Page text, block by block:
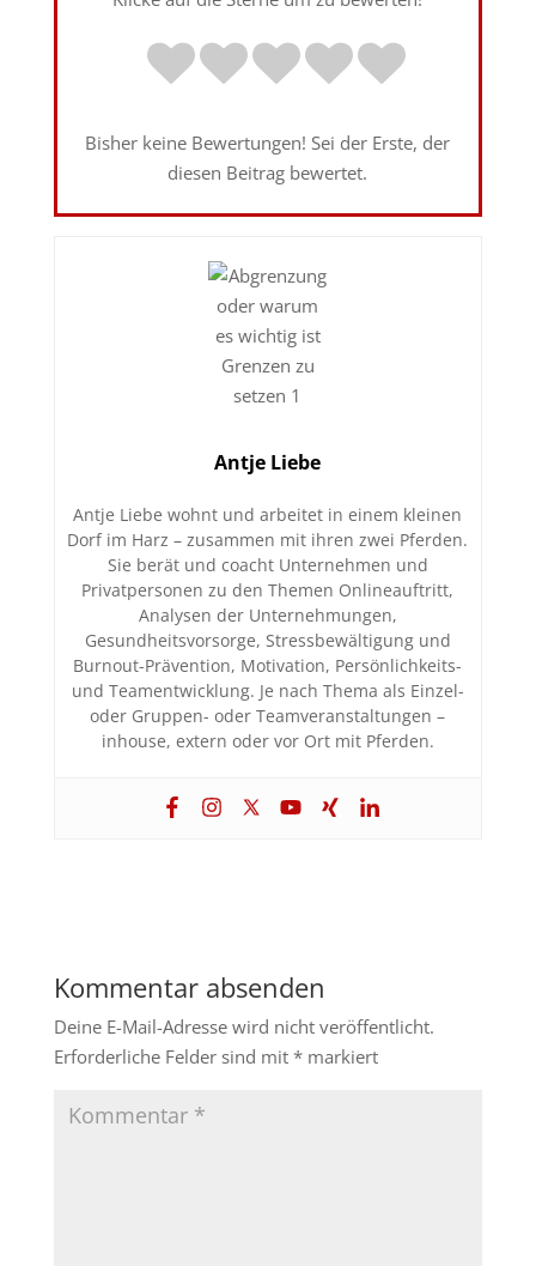
Bisher keine Bewertungen! Sei der Erste, der
diesen Beitrag bewertet.
Antje Liebe
Antje Liebe wohnt und arbeitet in einem kleinen
Dorf im Harz – zusammen mit ihren zwei Pferden.
Sie berät und coacht Unternehmen und
Privatpersonen zu den Themen Onlineauftritt,
Analysen der Unternehmungen,
Gesundheitsvorsorge, Stressbewältigung und
Burnout-Prävention, Motivation, Persönlichkeits-
und Teamentwicklung. Je nach Thema als Einzel-
oder Gruppen- oder Teamveranstaltungen –
inhouse, extern oder vor Ort mit Pferden.
Kommentar absenden
Deine E-Mail-Adresse wird nicht veröffentlicht.
Erforderliche Felder sind mit *markiert